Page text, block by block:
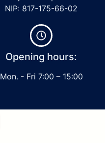
NIP: 817-175-66-02
Opening hours:
Mon. - Fri 7:00 – 15:00